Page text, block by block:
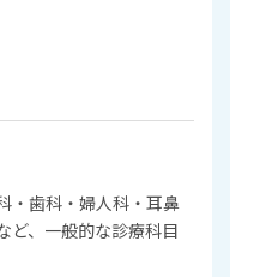
・歯科・婦人科・耳鼻
、一般的な診療科目